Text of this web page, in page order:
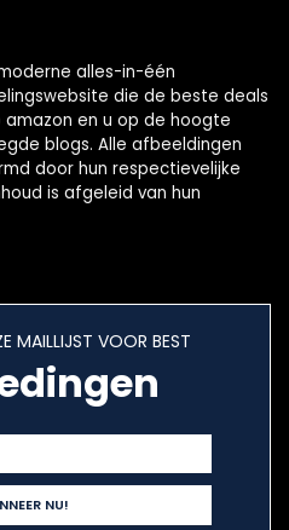
alles-in-één
die de beste deals
en u op de hoogte
blogs. Alle afbeeldingen
door hun respectievelijke
is afgeleid van hun
MAILLIJST VOOR BEST